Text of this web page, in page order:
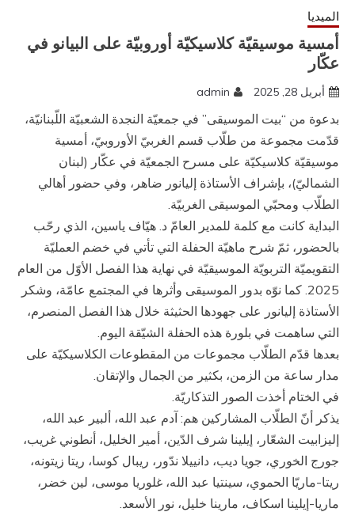
الميديا
أمسية موسيقيّة كلاسيكيّة أوروبيّة على البيانو في
عكّار
أبريل 28, 2025 admin
بدعوة من “بيت الموسيقى” في جمعيّة النجدة الشعبيّة اللّبنانيّة،
قدّمت مجموعة من طلّاب قسم الغربيّ الأوروبيّ، أمسية
موسيقيّة كلاسيكيّة على مسرح الجمعيّة في عكّار (لبنان
الشماليّ)، بإشراف الأستاذة إليانور ضاهر، وفي حضور أهالي
الطلّاب ومحبّي الموسيقى الغربيّة.
البداية كانت مع كلمة للمدير العامّ د. هيّاف ياسين، الذي رحّب
بالحضور، ثمّ شرح ماهيّة الحفلة التي تأتي في خضم العمليّة
التقويميّة التربويّة الموسيقيّة في نهاية هذا الفصل الأوّل من العام
2025. كما نوّه بدور الموسيقى وأثرها في المجتمع عامّة، وشكر
الأستاذة إليانور على جهودها الحثيثة خلال هذا الفصل المنصرم،
التي ساهمت في بلورة هذه الحفلة الشيّقة اليوم.
بعدها قدّم الطلّاب مجموعات من المقطوعات الكلاسيكيّة على
مدار ساعة من الزمن، بكثير من الجمال والإتقان.
في الختام أخذت الصور التذكاريّة.
يذكر أنّ الطلّاب المشاركين هم: آدم عبد الله، ألبير عبد الله،
إليزابيت الشعّار، إيلينا شرف الدّين، أمير الخليل، أنطوني غريب،
جورج الخوري، جويا ديب، دانييلا ندّور، ريبال كوسا، ريتا زيتونه،
ريتا-ماريّا الحموي، سينتيا عبد الله، غلوريا موسى، لين خضر،
ماريا-إيلينا اسكاف، مارينا خليل، نور الأسعد.